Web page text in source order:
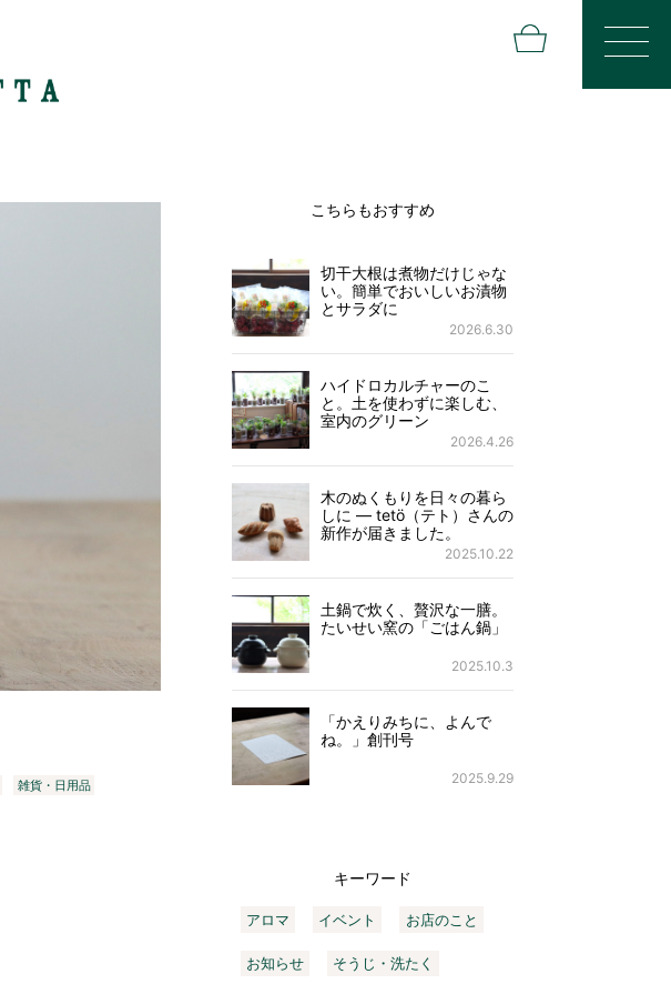
雑貨・日用品
こちらもおすすめ
切干大根は煮物だけじゃな
い。簡単でおいしいお漬物
とサラダに
2026.6.30
ハイドロカルチャーのこ
と。土を使わずに楽しむ、
室内のグリーン
2026.4.26
木のぬくもりを日々の暮ら
しに ― tetö（テト）さんの
新作が届きました。
2025.10.22
土鍋で炊く、贅沢な一膳。
たいせい窯の「ごはん鍋」
2025.10.3
「かえりみちに、よんで
ね。」創刊号
2025.9.29
キーワード
アロマ イベント お店のこと
お知らせ そうじ・洗たく